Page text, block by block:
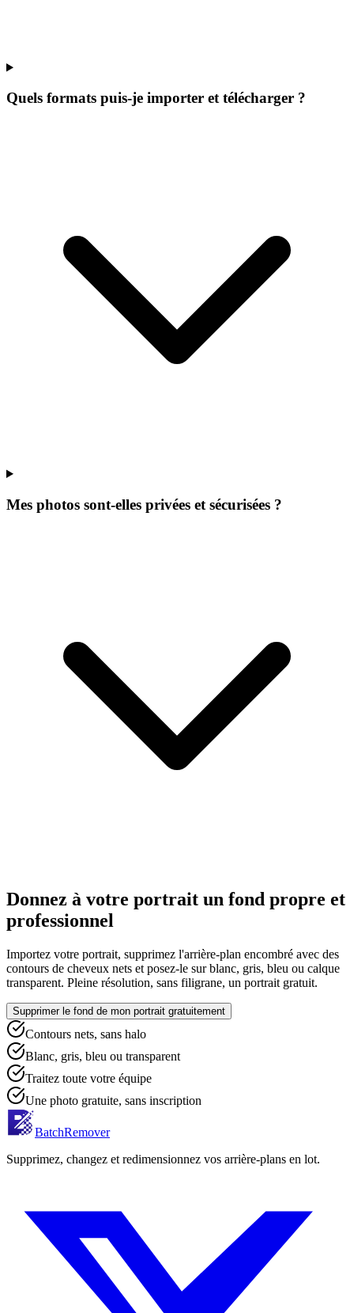
Quels formats puis-je importer et télécharger ?
Mes photos sont-elles privées et sécurisées ?
Donnez à votre portrait un fond propre et
professionnel
Importez votre portrait, supprimez l'arrière-plan encombré avec des
contours de cheveux nets et posez-le sur blanc, gris, bleu ou calque
transparent. Pleine résolution, sans filigrane, un portrait gratuit.
Supprimer le fond de mon portrait gratuitement
Contours nets, sans halo
Blanc, gris, bleu ou transparent
Traitez toute votre équipe
Une photo gratuite, sans inscription
BatchRemover
Supprimez, changez et redimensionnez vos arrière-plans en lot.